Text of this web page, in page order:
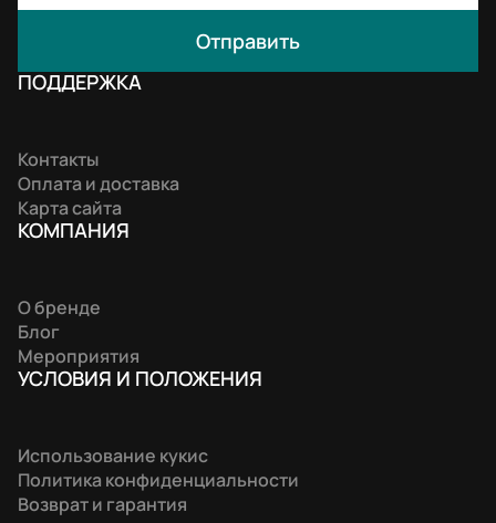
ПОДДЕРЖКА
Контакты
Оплата и доставка
Карта сайта
КОМПАНИЯ
О бренде
Блог
Мероприятия
УСЛОВИЯ И ПОЛОЖЕНИЯ
Использование кукис
Политика конфиденциальности
Возврат и гарантия
Отправить